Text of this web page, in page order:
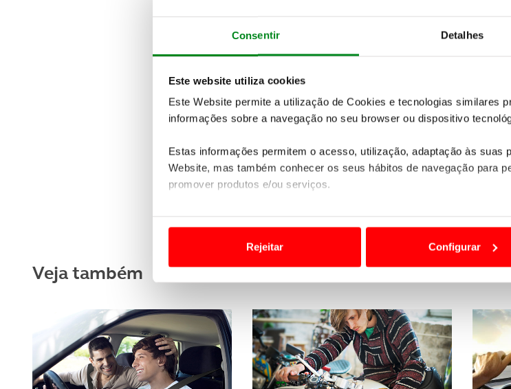
Consentir Detalhes
Este website utiliza cookies
Este Website permite a utilização de Cookies e tecnologias similares
informações sobre a navegação no seu browser ou dispositivo
Estas informações permitem o acesso, utilização, adaptação às suas
Website, mas também conhecer os seus hábitos de navegação para
promover produtos e/ou serviços.
Usamos cookies para melhorar a sua experiência digital, personalizar
funcionalidades de redes sociais, bem como para analisar dados de
Adicionalmente partilhamos informação, relativa à sua utilização do
e organizações na UE e em países terceiros.
O ACP garantirá que as transferências internacionais de dados
consentimento e quando tal se afigure estritamente necessário no
Rejeitar Configurar
MAIS
Veja também